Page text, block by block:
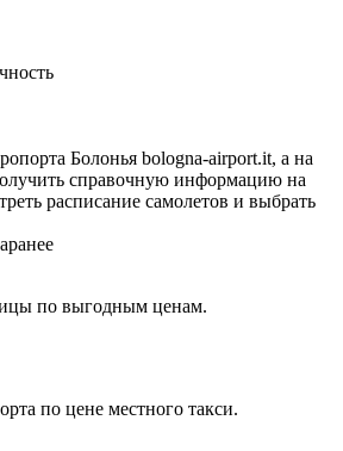
Болонья bologna-airport.it, а на
справочную информацию на
расписание самолетов и выбрать
по выгодным ценам.
по цене местного такси.